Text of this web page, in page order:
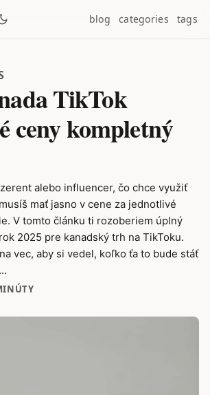
blog categories tags
TikTok
ceny kompletný
alebo influencer, čo chce využiť
mať jasno v cene za jednotlivé
V tomto článku ti rozoberiem úplný
2025 pre kanadský trh na TikToku.
vec, aby si vedel, koľko ťa to bude stáť